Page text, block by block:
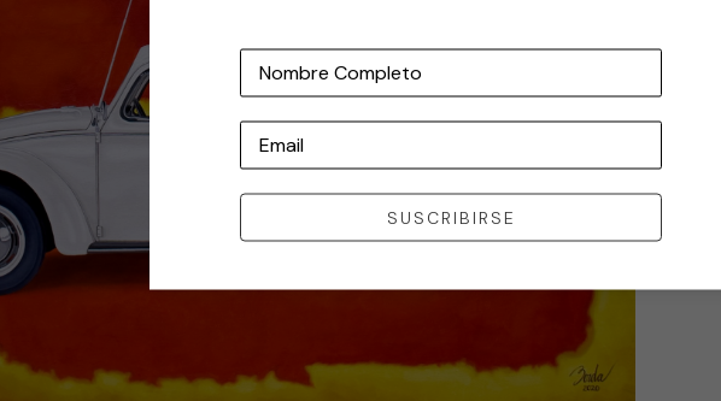
Nombre Completo
Email
SUSCRIBIRSE